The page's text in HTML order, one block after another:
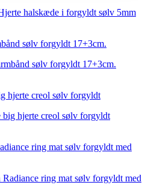
sølv forgyldt 17+3cm.
hjerte creol sølv forgyldt
ring mat sølv forgyldt med